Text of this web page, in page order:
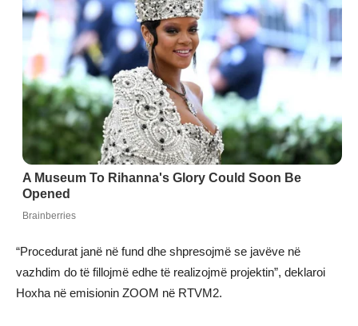
“Procedurat janë në fund dhe shpresojmë se javëve në
vazhdim do të fillojmë edhe të realizojmë projektin”, deklaroi
Hoxha në emisionin ZOOM në RTVM2.